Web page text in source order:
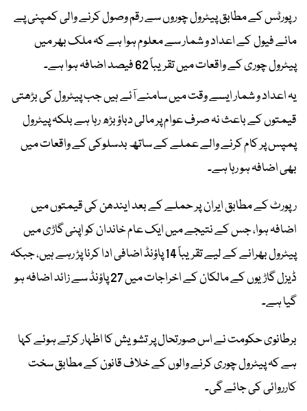
رپورٹس کے مطابق پیٹرول چوروں سے رقم وصول کرنے والی کمپنی پے
مائے فیول کے اعداد و شمار سے معلوم ہوا ہے کہ ملک بھر میں
پیٹرول چوری کے واقعات میں تقریباً 62 فیصد اضافہ ہوا ہے۔
یہ اعداد و شمار ایسے وقت میں سامنے آئے ہیں جب پیٹرول کی بڑھتی
قیمتوں کے باعث نہ صرف عوام پر مالی دباؤ بڑھ رہا ہے بلکہ پیٹرول
پمپس پر کام کرنے والے عملے کے ساتھ بدسلوکی کے واقعات میں
بھی اضافہ ہو رہا ہے۔
رپورٹ کے مطابق ایران پر حملے کے بعد ایندھن کی قیمتوں میں
اضافہ ہوا، جس کے نتیجے میں ایک عام خاندان کو اپنی گاڑی میں
پیٹرول بھرانے کے لیے تقریباً 14 پاؤنڈ اضافی ادا کرنا پڑ رہے ہیں، جبکہ
ڈیزل گاڑیوں کے مالکان کے اخراجات میں 27 پاؤنڈ سے زائد اضافہ ہو
گیا ہے۔
برطانوی حکومت نے اس صورتحال پر تشویش کا اظہار کرتے ہوئے کہا
ہے کہ پیٹرول چوری کرنے والوں کے خلاف قانون کے مطابق سخت
کارروائی کی جائے گی۔